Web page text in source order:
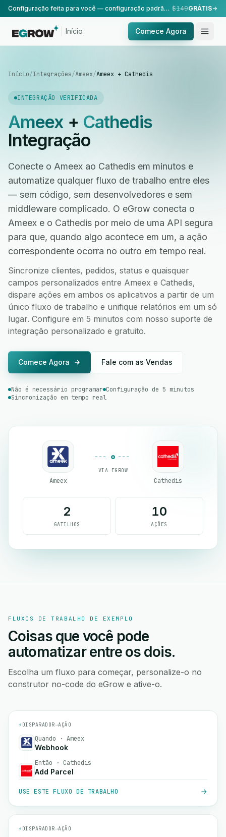
Configuração feita para você — configuração padrão, realizada pela nossa equipe. $149GRÁTIS
Início Comece Agora
Início/Integrações/Ameex/Ameex + Cathedis
INTEGRAÇÃO VERIFICADA
Ameex+ Cathedis
Integração
Conecte o Ameex ao Cathedis em minutos e
automatize qualquer fluxo de trabalho entre eles
— sem código, sem desenvolvedores e sem
middleware complicado. O eGrow conecta o
Ameex e o Cathedis por meio de uma API segura
para que, quando algo acontece em um, a ação
correspondente ocorra no outro em tempo real.
Sincronize clientes, pedidos, status e quaisquer
campos personalizados entre Ameex e Cathedis,
dispare ações em ambos os aplicativos a partir de um
único fluxo de trabalho e unifique relatórios em um só
lugar. Configure em 5 minutos com nosso suporte de
integração personalizado e gratuito.
Comece Agora Fale com as Vendas
Não é necessário programar Configuração de 5 minutos
Sincronização em tempo real
Ameex
VIA EGROW
Cathedis
2
GATILHOS
10
AÇÕES
FLUXOS DE TRABALHO DE EXEMPLO
Coisas que você pode
automatizar entre os dois.
Escolha um fluxo para começar, personalize-o no
construtor no-code do eGrow e ative-o.
⚡ DISPARADOR→AÇÃO
Quando · Ameex
Webhook
Então · Cathedis
Add Parcel
USE ESTE FLUXO DE TRABALHO
⚡ DISPARADOR→AÇÃO